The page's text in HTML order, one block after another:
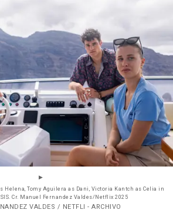
Helena, Tomy Aguilera as Dani, Victoria Kantch as Celia in
episode 02 of OASIS. Cr. Manuel Fernandez Valdes/Netflix 2025
VALDES / NETFLI - ARCHIVO